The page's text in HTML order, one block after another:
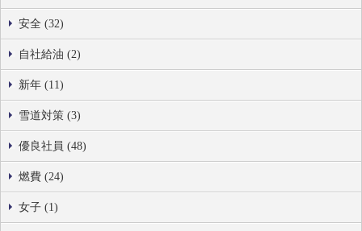
安全 (32)
自社給油 (2)
新年 (11)
雪道対策 (3)
優良社員 (48)
燃費 (24)
女子 (1)